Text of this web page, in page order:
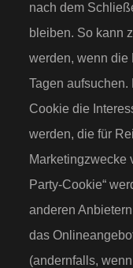
nach dem
bleiben. So kann
werden, wenn die
Tagen
Cookie die
werden, die für
Marketingzwecke
Party-Cookie“
anderen
das
(andernfalls,